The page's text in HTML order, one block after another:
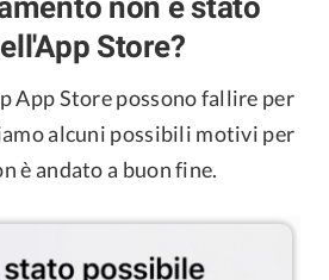
Store?
App Store possono fallire per
alcuni possibili motivi per
è andato a buon fine.